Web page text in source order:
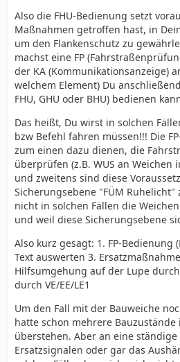
Also die FHU-Bedienung setzt
Maßnahmen getroffen hast, in
um den Flankenschutz zu
machst eine FP
der KA (Kommunikationsanzeige)
welchem Element) Du
FHU, GHU oder BHU) bedienen
Das heißt, Du wirst in solchen
bzw Befehl fahren müssen!!! Die
zum einen dazu dienen, die
überprüfen (z.B. WUS an Weichen
und zweitens sind diese
Sicherungsebene "FÜM
nicht in solchen Fällen die
und weil diese Sicherungsebene
Also kurz gesagt: 1. FP-Bedienung
Text auswerten 3.
Hilfsumgehung auf der Lupe
durch VE/EE/LE1
Um den Fall mit der Bauweiche
hatte schon mehrere Bauzustände
überstehen. Aber an eine
Ersatzsignalen oder gar das